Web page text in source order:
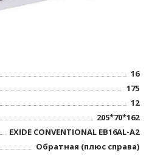
16
175
12
205*70*162
EXIDE CONVENTIONAL EB16AL-A2
Обратная (плюс справа)